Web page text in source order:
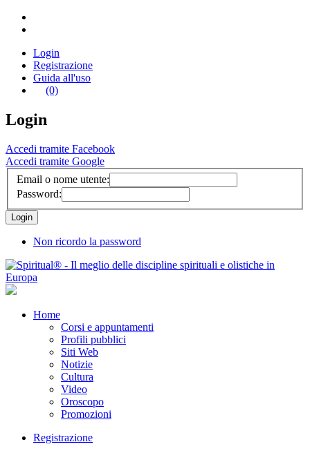
Login
Registrazione
Guida all'uso
(0)
Login
Accedi tramite Facebook
Accedi tramite Google
Email o nome utente:
Password:
Non ricordo la password
Home
Corsi e appuntamenti
Profili pubblici
Siti Web
Notizie
Cultura
Video
Oroscopo
Promozioni
Registrazione